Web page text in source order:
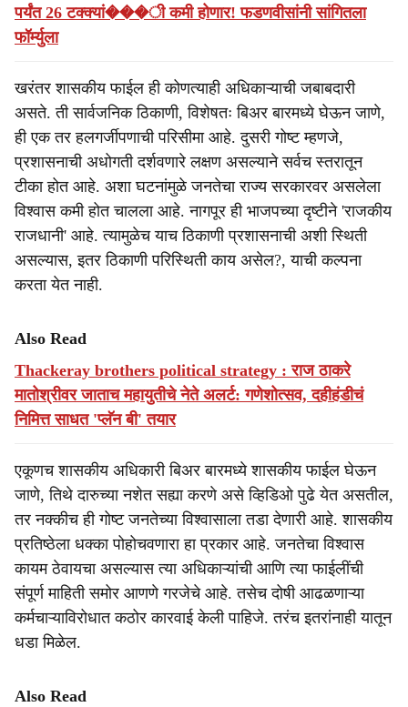
पर्यंत 26 टक्क्यां���ी कमी होणार! फडणवीसांनी सांगितला
फॉर्म्युला
खरंतर शासकीय फाईल ही कोणत्याही अधिकाऱ्याची जबाबदारी
असते. ती सार्वजनिक ठिकाणी, विशेषतः बिअर बारमध्ये घेऊन जाणे,
ही एक तर हलगर्जीपणाची परिसीमा आहे. दुसरी गोष्ट म्हणजे,
प्रशासनाची अधोगती दर्शवणारे लक्षण असल्याने सर्वच स्तरातून
टीका होत आहे. अशा घटनांमुळे जनतेचा राज्य सरकारवर असलेला
विश्वास कमी होत चालला आहे. नागपूर ही भाजपच्या दृष्टीने 'राजकीय
राजधानी' आहे. त्यामुळेच याच ठिकाणी प्रशासनाची अशी स्थिती
असल्यास, इतर ठिकाणी परिस्थिती काय असेल?, याची कल्पना
करता येत नाही.
Also Read
Thackeray brothers political strategy : राज ठाकरे
मातोश्रीवर जाताच महायुतीचे नेते अलर्ट: गणेशोत्सव, दहीहंडीचं
निमित्त साधत 'प्लॅन बी' तयार
एकूणच शासकीय अधिकारी बिअर बारमध्ये शासकीय फाईल घेऊन
जाणे, तिथे दारुच्या नशेत सह्या करणे असे व्हिडिओ पुढे येत असतील,
तर नक्कीच ही गोष्ट जनतेच्या विश्वासाला तडा देणारी आहे. शासकीय
प्रतिष्ठेला धक्का पोहोचवणारा हा प्रकार आहे. जनतेचा विश्वास
कायम ठेवायचा असल्यास त्या अधिकाऱ्यांची आणि त्या फाईलींची
संपूर्ण माहिती समोर आणणे गरजेचे आहे. तसेच दोषी आढळणाऱ्या
कर्मचाऱ्याविरोधात कठोर कारवाई केली पाहिजे. तरंच इतरांनाही यातून
धडा मिळेल.
Also Read